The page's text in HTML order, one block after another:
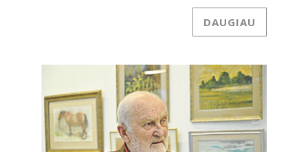
DAUGIAU